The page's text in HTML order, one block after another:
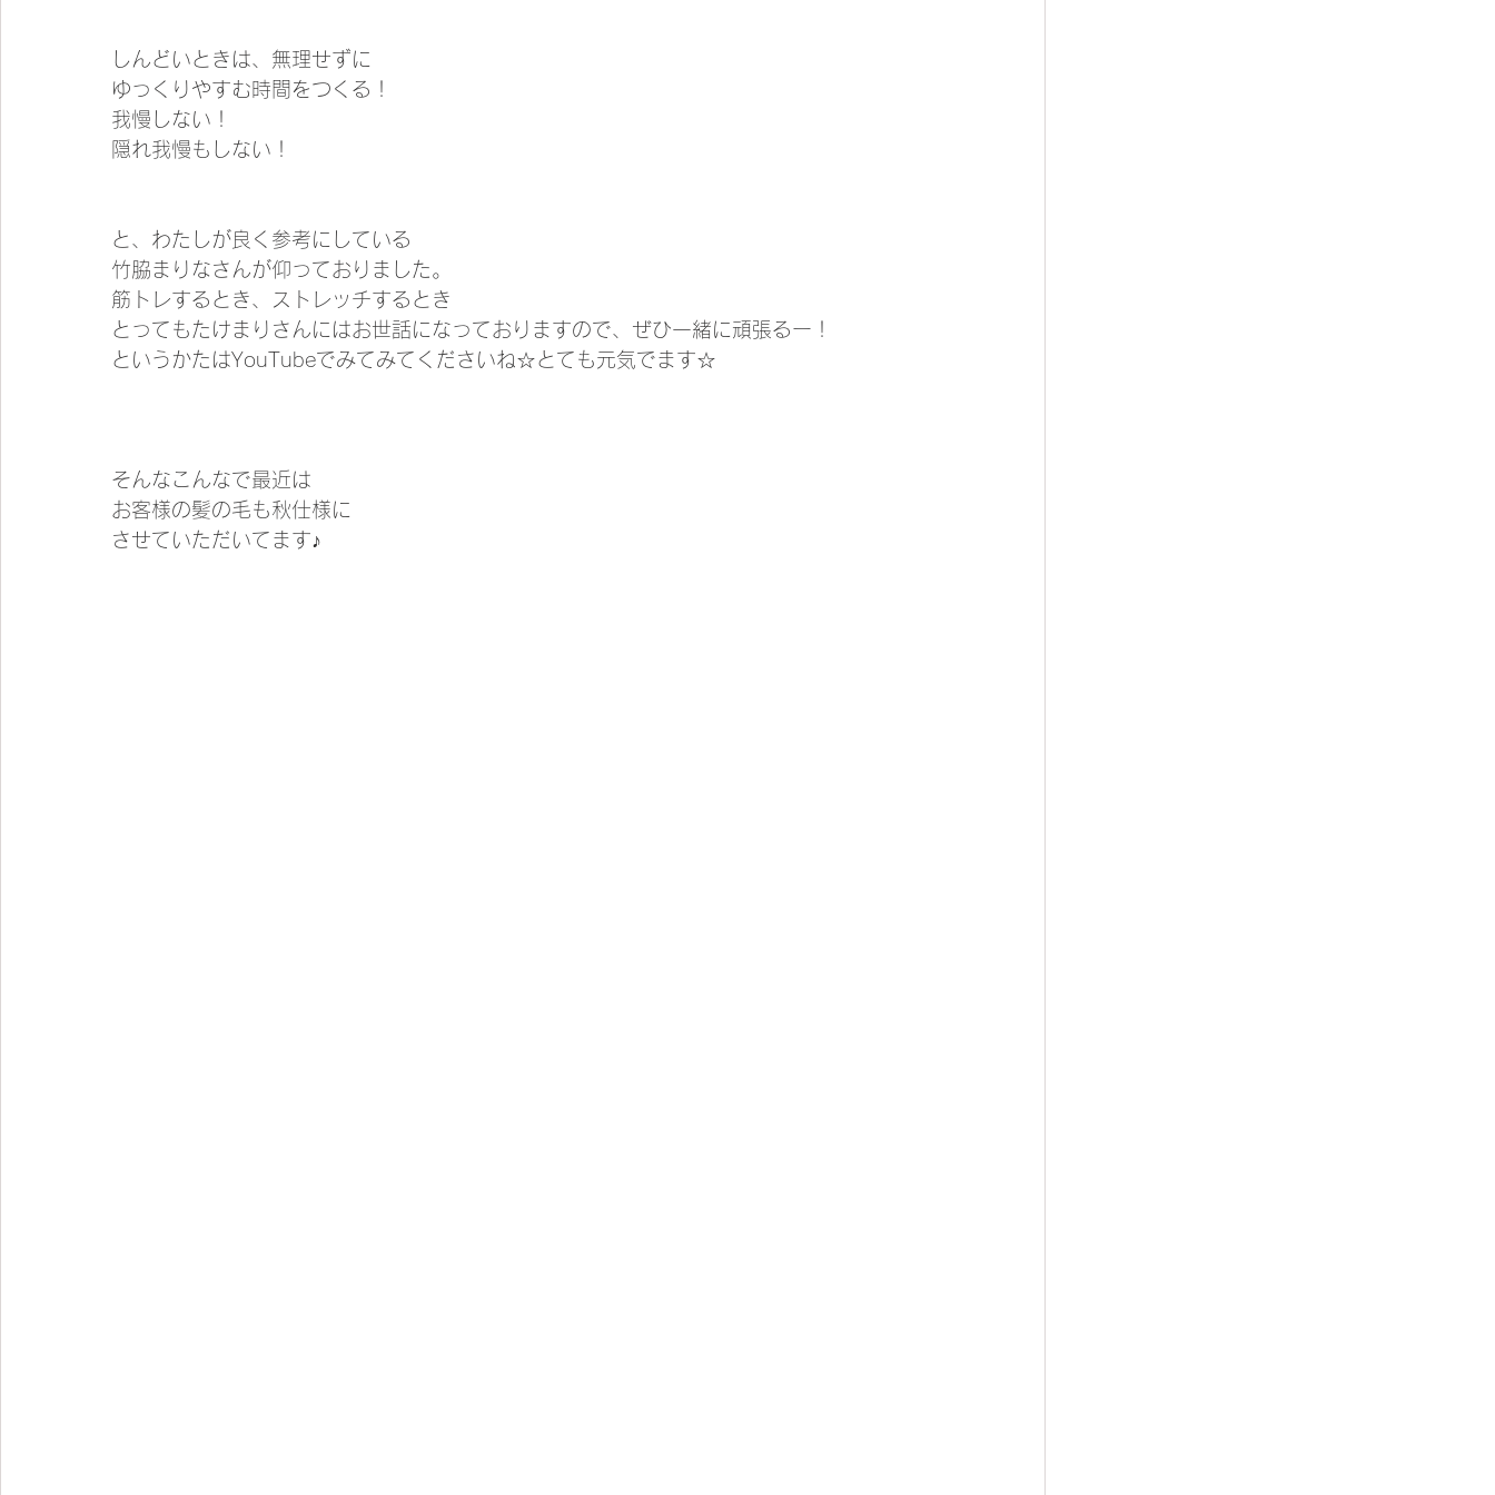
しんどいときは、無理せずに
ゆっくりやすむ時間をつくる！
我慢しない！
隠れ我慢もしない！
と、わたしが良く参考にしている
竹脇まりなさんが仰っておりました。
筋トレするとき、ストレッチするとき
とってもたけまりさんにはお世話になっておりますので、ぜひ一緒に頑張るー！
というかたはYouTubeでみてみてくださいね☆とても元気でます☆
そんなこんなで最近は
お客様の髪の毛も秋仕様に
させていただいてます♪